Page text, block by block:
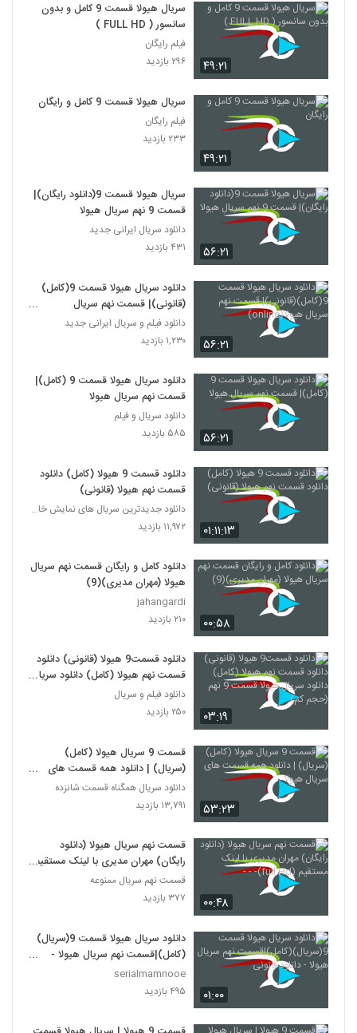
۴۹:۲۱
سریال هیولا قسمت 9 کامل و بدون
سانسور ( FULL HD )
فیلم رایگان
۲۹۶ بازدید
۴۹:۲۱
سریال هیولا قسمت 9 کامل و رایگان
فیلم رایگان
۲۳۳ بازدید
۵۶:۲۱
سریال هیولا قسمت 9(دانلود رایگان)|
قسمت 9 نهم سریال هیولا
دانلود سریال ایرانی جدید
۴۳۱ بازدید
۵۶:۲۱
دانلود سریال هیولا قسمت 9(کامل)
(قانونی)| قسمت نهم سریال
هیولا(online)
دانلود فیلم و سریال ایرانی جدید
۱,۲۳۰ بازدید
۵۶:۲۱
دانلود سریال هیولا قسمت 9 (کامل)|
قسمت نهم سریال هیولا
دانلود سریال و فیلم
۵۸۵ بازدید
۰۱:۱۱:۱۳
دانلود قسمت 9 هیولا (کامل) دانلود
قسمت نهم هیولا (قانونی)
دانلود جدیدترین سریال های نمایش خانگی
۱۱,۹۷۲ بازدید
۰۰:۵۸
دانلود کامل و رایگان قسمت نهم سریال
هیولا (مهران مدیری)(9)
jahangardi
۲۱۰ بازدید
۰۳:۱۹
دانلود قسمت9 هیولا (قانونی) دانلود
قسمت نهم هیولا (کامل) دانلود سریال
هیولا قسمت 9 نهم (حجم کم)
دانلود فیلم و سریال
۲۵۰ بازدید
۵۳:۲۳
قسمت 9 سریال هیولا (کامل)
(سریال) | دانلود همه قسمت های
سریال هیولا
دانلود سریال همگناه قسمت شانزده
۱۳,۷۹۱ بازدید
۰۰:۴۸
قسمت نهم سریال هیولا (دانلود
رایگان) مهران مدیری با لینک مستقیم
(full Hd)- - -
قسمت نهم سریال ممنوعه
۳۷۷ بازدید
۰۱:۰۰
دانلود سریال هیولا قسمت 9(سریال)
(کامل)|قسمت نهم سریال هیولا -
دانلود قانونی
serialmamnooe
۴۹۵ بازدید